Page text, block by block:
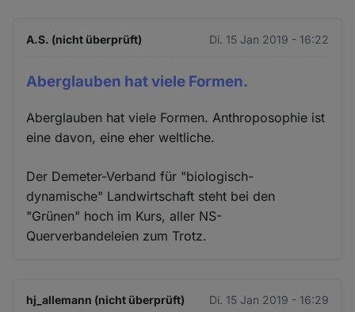
A.S. (nicht überprüft) Di. 15 Jan 2019 - 16:22
Aberglauben hat viele Formen.
Aberglauben hat viele Formen. Anthroposophie ist
eine davon, eine eher weltliche.
Der Demeter-Verband für "biologisch-
dynamische" Landwirtschaft steht bei den
"Grünen" hoch im Kurs, aller NS-
Querverbandeleien zum Trotz.
hj_allemann (nicht überprüft) Di. 15 Jan 2019 - 16:29